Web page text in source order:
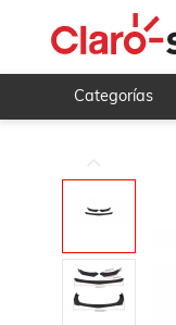
Categorías
Deportes y ocio
Animales y
Ferretería y autos
3 Pza Splitter Facia